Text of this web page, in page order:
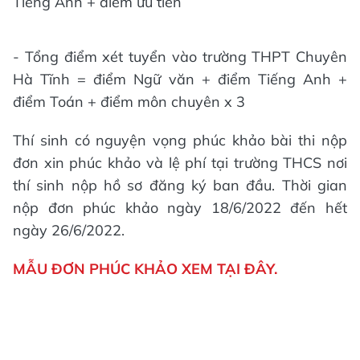
- Tổng điểm xét tuyển vào trường THPT Chuyên
Hà Tĩnh = điểm Ngữ văn + điểm Tiếng Anh +
điểm Toán + điểm môn chuyên x 3
Thí sinh có nguyện vọng phúc khảo bài thi nộp
đơn xin phúc khảo và lệ phí tại trường THCS nơi
thí sinh nộp hồ sơ đăng ký ban đầu. Thời gian
nộp đơn phúc khảo ngày 18/6/2022 đến hết
ngày 26/6/2022.
MẪU ĐƠN PHÚC KHẢO XEM TẠI ĐÂY.